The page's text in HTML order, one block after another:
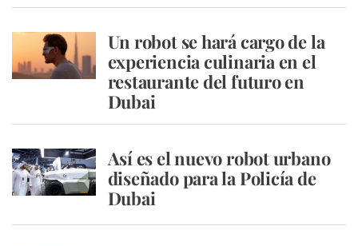
Un robot se hará cargo de la
experiencia culinaria en el
restaurante del futuro en
Dubai
Así es el nuevo robot urbano
diseñado para la Policía de
Dubai